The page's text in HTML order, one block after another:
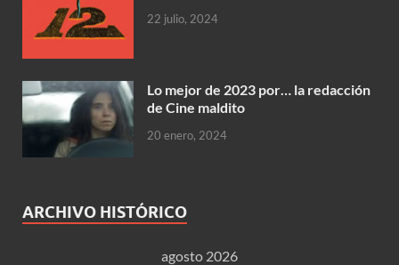
22 julio, 2024
Lo mejor de 2023 por… la redacción
de Cine maldito
20 enero, 2024
ARCHIVO HISTÓRICO
agosto 2026